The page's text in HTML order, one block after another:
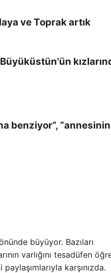
ve Toprak artık
benziyor”, “annesinin
büyüyor. Bazıları
varlığını tesadüfen
karşınızda.